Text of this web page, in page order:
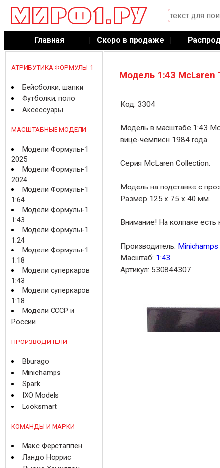
Главная | Скоро в продаже |
АТРИБУТИКА ФОРМУЛЫ-1
Бейсболки, шапки
Футболки, поло
Аксессуары
МАСШТАБНЫЕ МОДЕЛИ
Модели Формулы-1
2025
Модели Формулы-1
2024
Модели Формулы-1
1:64
Модели Формулы-1
1:43
Модели Формулы-1
1:24
Модели Формулы-1
1:18
Модели суперкаров
1:43
Модели суперкаров
1:18
Модели СССР и
России
ПРОИЗВОДИТЕЛИ
Bburago
Minichamps
Spark
IXO Models
Looksmart
КОМАНДЫ И МАРКИ
Макс Ферстаппен
Ландо Норрис
Модель 1:43 McLaren
Код: 3304
Модель в масштабе 1:43
вице-чемпион 1984 года.
Серия McLaren Collection.
Модель на подставке с
Размер 125 x 75 x 40 мм.
Внимание! На колпаке есть
Производитель: Minichamps
Масштаб: 1:43
Артикул: 530844307